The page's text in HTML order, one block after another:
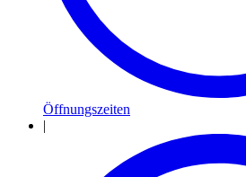
Öffnungszeiten
|